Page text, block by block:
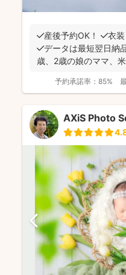
✔️産後予約OK！ ✔️衣装
✔️データは最短翌日
歳、2歳の娘のママ、
予約承諾率： 85%
AXiS Photo